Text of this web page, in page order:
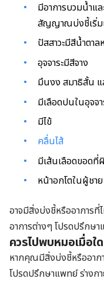
มีอาการบวมน้ำแ
สัญญาณบ่งชี้เริ่ม
ปัสสาวะมีสีน้ำตา
อุจจาระมีสีจาง
มึนงง สมาธิสั้น
มีเลือดปนในอุจจา
มีไข้
คลื่นไส้
มีเส้นเลือดขอดที่
หน้าอกโตในผู้ชาย
อาจมีสิ่งบ่งชี้หรืออาการที่
อาการต่างๆ โปรดปรึกษ
ควรไปพบหมอเมื่อใด
หากคุณมีสิ่งบ่งชี้หรืออาก
โปรดปรึกษาแพทย์ ร่าง